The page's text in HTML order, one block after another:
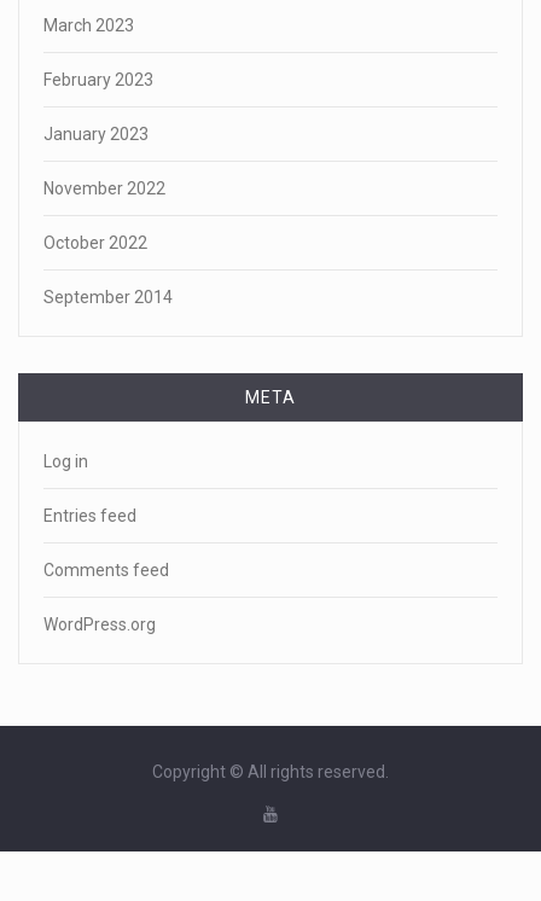
March 2023
February 2023
January 2023
November 2022
October 2022
September 2014
META
Log in
Entries feed
Comments feed
WordPress.org
Copyright © All rights reserved.